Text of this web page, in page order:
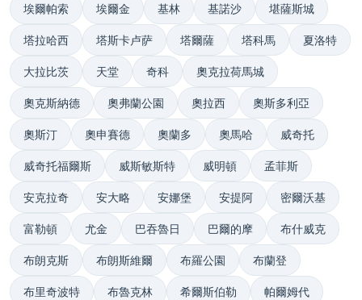
埃爾帕索 埃爾金 基林 基諾沙 堪薩斯城
塔拉哈西 塔斯卡卢萨 塔爾薩 塔科馬 夏洛特
大拉比茨 天堂 奇科 奧克拉荷馬城
奧克斯納德 奧弗蘭公園 奧拉西 奧斯多利亞
奧斯汀 奧申賽德 奧蘭多 奧馬哈 威奇托
威奇托福爾斯 威斯敏斯特 威明頓 孟菲斯
安克拉奇 安大略 安娜堡 安提阿 密爾沃基
富勒頓 尤金 巴吞魯日 巴爾的摩 布什威克
布朗克斯 布朗斯維爾 布羅公園 布蘭登
布里奇波特 布魯克林 希爾斯伯勒 帕爾姆代